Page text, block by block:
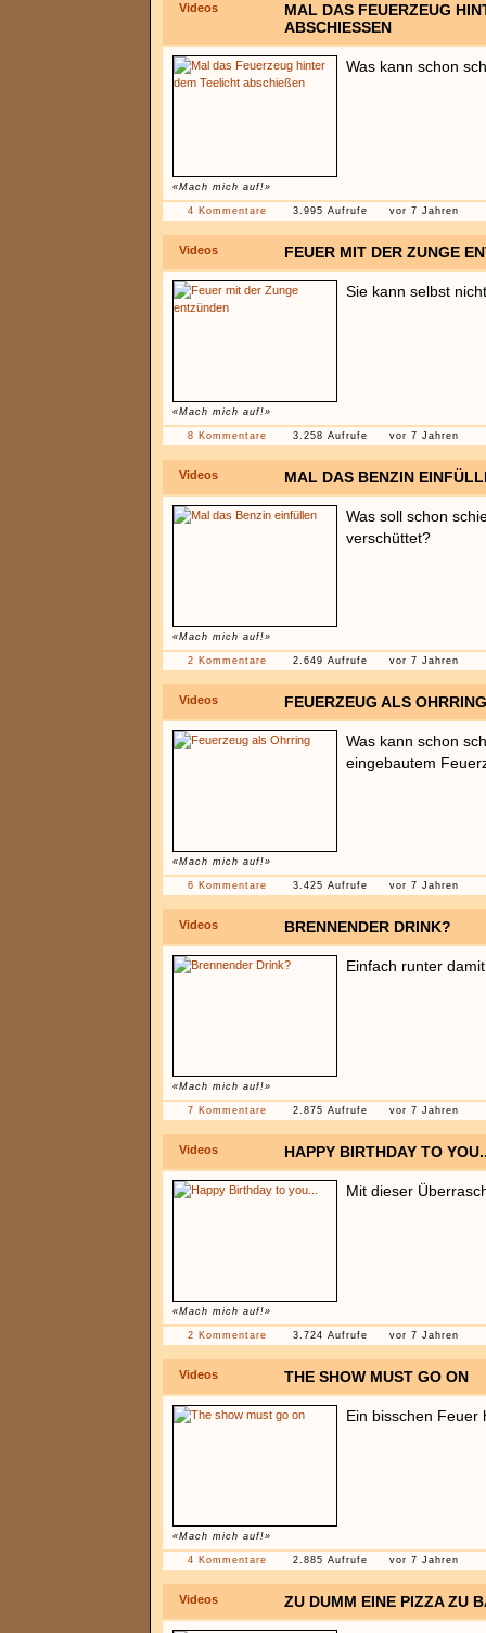
Videos
MAL DAS FEUERZEUG
ABSCHIESSEN
«Mach mich auf!»
Was kann schon
4 Kommentare 3.995 Aufrufe vor 7 Jahren
Videos FEUER MIT DER ZUNGE
«Mach mich auf!»
Sie kann selbst
8 Kommentare 3.258 Aufrufe vor 7 Jahren
Videos MAL DAS BENZIN
«Mach mich auf!»
Was soll schon
verschüttet?
2 Kommentare 2.649 Aufrufe vor 7 Jahren
Videos FEUERZEUG ALS OHRRING
«Mach mich auf!»
Was kann schon
eingebautem
6 Kommentare 3.425 Aufrufe vor 7 Jahren
Videos BRENNENDER DRINK?
«Mach mich auf!»
Einfach runter
7 Kommentare 2.875 Aufrufe vor 7 Jahren
Videos HAPPY BIRTHDAY TO
«Mach mich auf!»
Mit dieser
2 Kommentare 3.724 Aufrufe vor 7 Jahren
Videos THE SHOW MUST GO ON
«Mach mich auf!»
Ein bisschen Feuer
4 Kommentare 2.885 Aufrufe vor 7 Jahren
Videos ZU DUMM EINE PIZZA ZU